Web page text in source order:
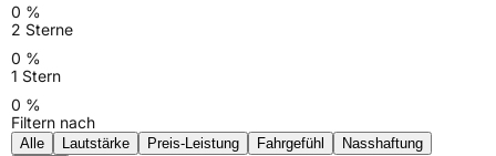
0 %
2 Sterne
0 %
1 Stern
0 %
Filtern nach
Alle Lautstärke Preis-Leistung Fahrgefühl
Nasshaftung